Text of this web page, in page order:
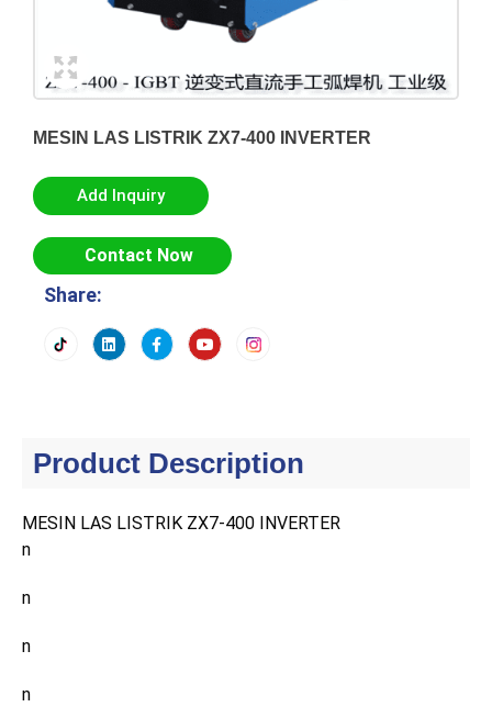
MESIN LAS LISTRIK ZX7-400 INVERTER
Add Inquiry
Contact Now
Share:
Product Description
MESIN LAS LISTRIK ZX7-400 INVERTER
n
n
n
n